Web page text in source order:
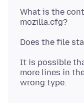
What is the
It is possible
more lines in